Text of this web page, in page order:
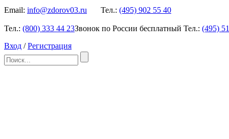
Email: info@zdorov03.ru Тел.: (495) 902 55 40
Тел.: (800) 333 44 23Звонок по России бесплатный Тел.: (495)
Вход /Регистрация